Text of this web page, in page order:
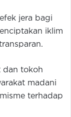
jera bagi
iklim
dan tokoh
madani
terhadap